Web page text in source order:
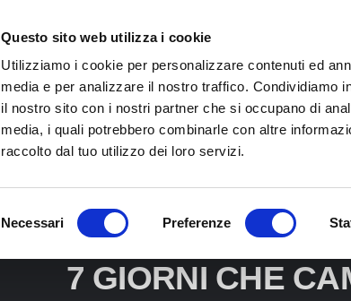
Questo sito web utilizza i cookie
Utilizziamo i cookie per personalizzare contenuti ed
media e per analizzare il nostro traffico. Condividiamo
il nostro sito con i nostri partner che si occupano di
media, i quali potrebbero combinarle con altre
raccolto dal tuo utilizzo dei loro servizi.
del
Necessari Preferenze
TRASFORMA
7 GIORNI CHE